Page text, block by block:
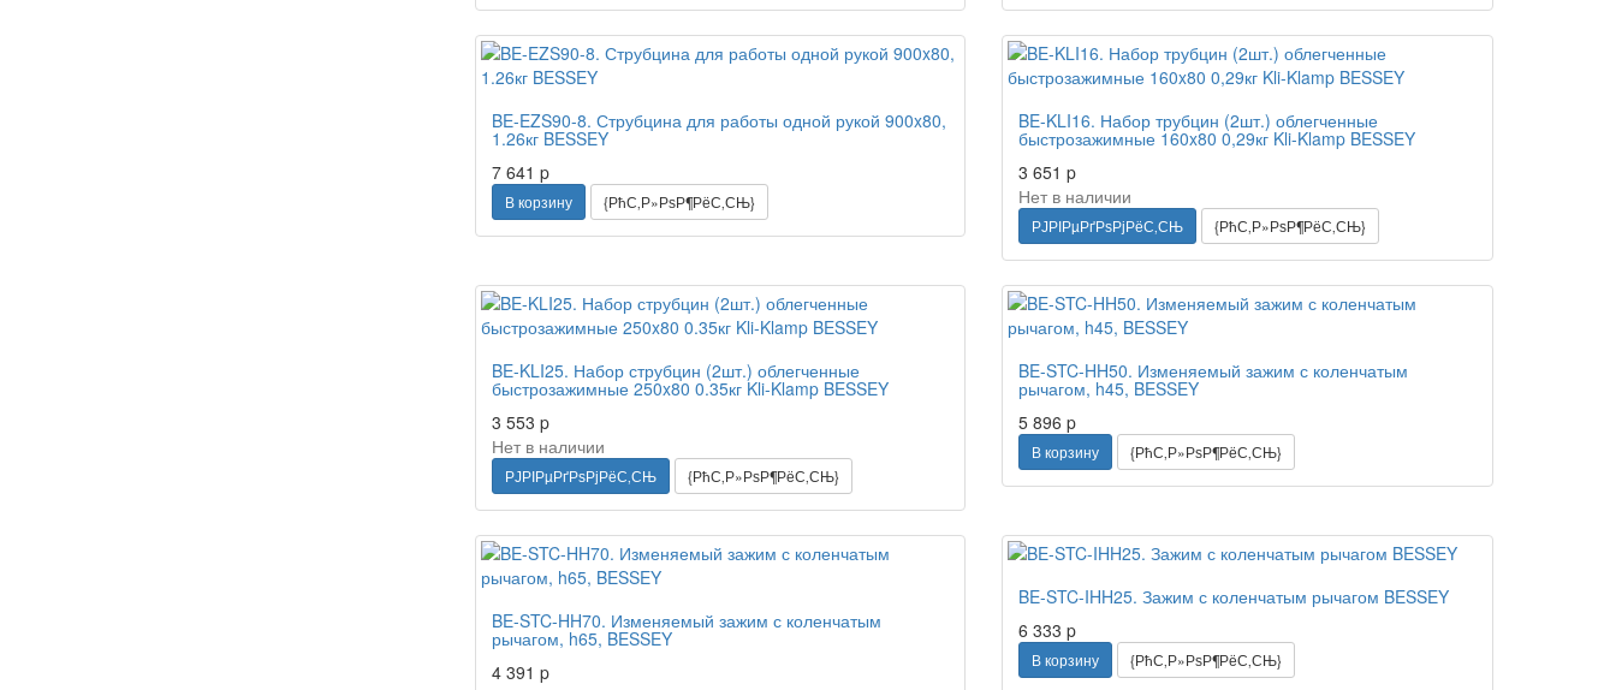
BE-EZS90-8. Струбцина для работы одной рукой 900x80,
1.26кг BESSEY
7 641 p
В корзину {РћС‚Р»РѕР¶РёС‚СЊ}
BE-KLI16. Набор трубцин (2шт.) облегченные
быстрозажимные 160x80 0,29кг Kli-Klamp BESSEY
3 651p
Нет в наличии
РЈРІРµРґРѕРјРёС‚СЊ {РћС‚Р»РѕР¶РёС‚СЊ}
BE-KLI25. Набор струбцин (2шт.) облегченные
быстрозажимные 250x80 0.35кг Kli-Klamp BESSEY
3 553 p
Нет в наличии
РЈРІРµРґРѕРјРёС‚СЊ {РћС‚Р»РѕР¶РёС‚СЊ}
BE-STC-HH50. Изменяемый зажим с коленчатым
рычагом, h45, BESSEY
5 896p
В корзину {РћС‚Р»РѕР¶РёС‚СЊ}
BE-STC-HH70. Изменяемый зажим с коленчатым
рычагом, h65, BESSEY
4 391 p
BE-STC-IHH25. Зажим с коленчатым рычагом BESSEY
6 333p
В корзину {РћС‚Р»РѕР¶РёС‚СЊ}